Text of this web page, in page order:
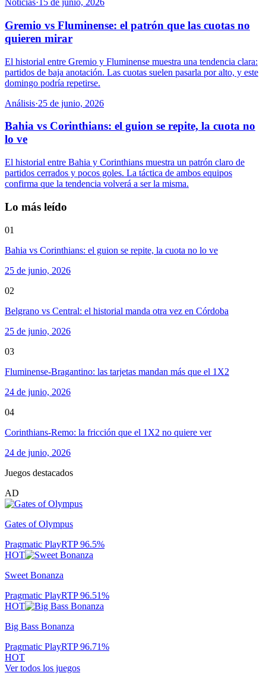
Noticias·15 de junio, 2026
Gremio vs Fluminense: el patrón que las cuotas no
quieren mirar
El historial entre Gremio y Fluminense muestra una tendencia clara:
partidos de baja anotación. Las cuotas suelen pasarla por alto, y este
domingo podría repetirse.
Análisis·25 de junio, 2026
Bahia vs Corinthians: el guion se repite, la cuota no
lo ve
El historial entre Bahia y Corinthians muestra un patrón claro de
partidos cerrados y pocos goles. La táctica de ambos equipos
confirma que la tendencia volverá a ser la misma.
Lo más leído
01
Bahia vs Corinthians: el guion se repite, la cuota no lo ve
25 de junio, 2026
02
Belgrano vs Central: el historial manda otra vez en Córdoba
25 de junio, 2026
03
Fluminense-Bragantino: las tarjetas mandan más que el 1X2
24 de junio, 2026
04
Corinthians-Remo: la fricción que el 1X2 no quiere ver
24 de junio, 2026
Juegos destacados
AD
Gates of Olympus
Pragmatic PlayRTP96.5%
HOT
Sweet Bonanza
Pragmatic PlayRTP96.51%
HOT
Big Bass Bonanza
Pragmatic PlayRTP96.71%
HOT
Ver todos los juegos